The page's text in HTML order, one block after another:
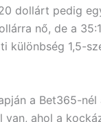
dollárt pedig
nő, de a
különbség 1,5-
a Bet365-
van, ahol a